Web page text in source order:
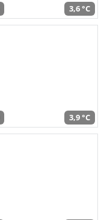
3,6 °C
3,9 °C